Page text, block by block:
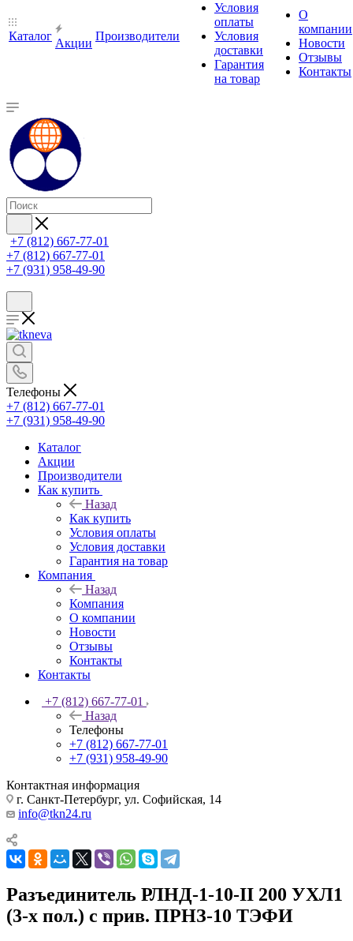
Каталог
Акции
Производители
Условия
оплаты
Условия
доставки
Гарантия
на товар
О
компании
Новости
Отзывы
Контакты
+7 (812) 667-77-01
+7 (812) 667-77-01
+7 (931) 958-49-90
Телефоны
+7 (812) 667-77-01
+7 (931) 958-49-90
Каталог
Акции
Производители
Как купить
Назад
Как купить
Условия оплаты
Условия доставки
Гарантия на товар
Компания
Назад
Компания
О компании
Новости
Отзывы
Контакты
Контакты
+7 (812) 667-77-01
Назад
Телефоны
+7 (812) 667-77-01
+7 (931) 958-49-90
Контактная информация
г. Санкт-Петербург, ул. Софийская, 14
info@tkn24.ru
Разъединитель РЛНД-1-10-II 200 УХЛ1
(3-х пол.) с прив. ПРНЗ-10 ТЭФИ